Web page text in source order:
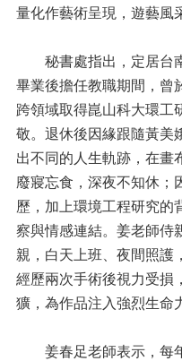
市
化
公
布
欄
空
中
藝
廊
市
民
廣
場
量化作藝術呈現，遊藝風
秘書處指出，定居台
畢業後擔任教職期間，曾
跨領域取得崑山科大環工
敬。退休後因緣跟隨黃美
出不同的人生軌跡，在畫
廢寢忘食，深夜不知休；
歷，加上環境工程研究的
察與情感連結。姜老師侍
親，白天上班、夜間照護
經歷兩次手術後視力受損
獷，為作品注入強烈生命
姜春足老師表示，每年